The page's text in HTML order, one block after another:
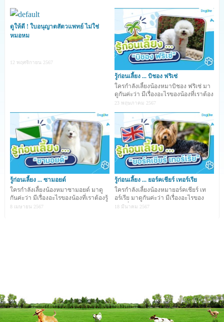
บาล์มป้องกันความร้อน ใช้ปกป้องอุ้งเท้า
น้องหมาจากความร้อน รวมถึงช่วยเพิ่ม
ความชุ่มชื้นให้กับอุ้งเท้าของน้องหมาที่
สัมผัสพื้นผิวร้อน ๆ ได้ด้วย
____________________________________________
_____________________________
ช่วงหน้าร้อนแบบนี้ เพื่อน ๆ หลายคนต่างก็เป็นกังวลกลัวว่า
น้องหมาจะเจ็บป่วยจากสภาพอากาศที่ร้อนจัด ซึ่งบอกเลย
ค่ะว่า ถึงอากาศจะร้อนแตะเกือบ 40 องศาเซลเซียสแบบนี้
แต่ก็มีตัวช่วยดี ๆ ที่จะทำให้น้องหมาผ่านหน้าร้อนนี้ไปได้แบบ
ชิลล์ ๆ จะมีอะไรบ้างเราไปดูกันเลยค่ะ
1. น้ำพุให้น้ำอัตโนมัติ
ดูให้ดี ! ใบอนุญาตสัตวแพทย์ ไม่ใช่
หมอหม
12 พฤศจิกายน 2567
รู้ก่อนเลี้ยง ... บิชอง ฟริเซ่
ใครกำลังเลี้ยงน้องหมาบิชอง ฟริเซ่ มา
ดูกันค่ะว่า มีเรื่องอะไรของน้องที่เราต้อง
รู้บ้าง
23 พฤษภาคม 2567
รู้ก่อนเลี้ยง ... ซามอยด์
ใครกำลังเลี้ยงน้องหมาซามอยด์ มาดู
กันค่ะว่า มีเรื่องอะไรของน้องที่เราต้องรู้
บ้าง ...
8 เมษายน 2567
รู้ก่อนเลี้ยง ... ยอร์คเชียร์ เทอร์เรีย
ใครกำลังเลี้ยงน้องหมายอร์คเชียร์ เท
อร์เรีย มาดูกันค่ะว่า มีเรื่องอะไรของ
น้องที่เราต้อ
18 มีนาคม 2567